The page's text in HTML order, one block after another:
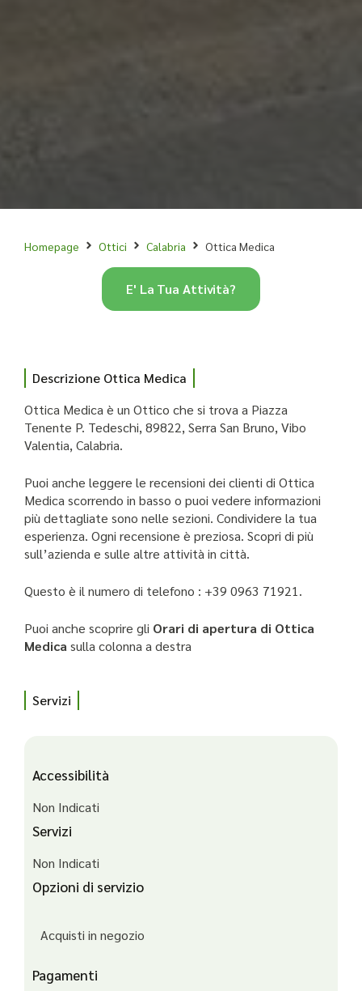
Homepage Ottici Calabria Ottica Medica
Descrizione Ottica Medica
Ottica Medica è un Ottico che si trova a Piazza
Tenente P. Tedeschi, 89822, Serra San Bruno, Vibo
Valentia, Calabria.
Puoi anche leggere le recensioni dei clienti di Ottica
Medica scorrendo in basso o puoi vedere informazioni
più dettagliate sono nelle sezioni. Condividere la tua
esperienza. Ogni recensione è preziosa. Scopri di più
sull’azienda e sulle altre attività in città.
Questo è il numero di telefono : +39 0963 71921.
Puoi anche scoprire gli Orari di apertura di Ottica
Medica sulla colonna a destra
Servizi
Accessibilità
Non Indicati
Servizi
Non Indicati
Opzioni di servizio
Acquisti in negozio
Pagamenti
E' La Tua Attività?